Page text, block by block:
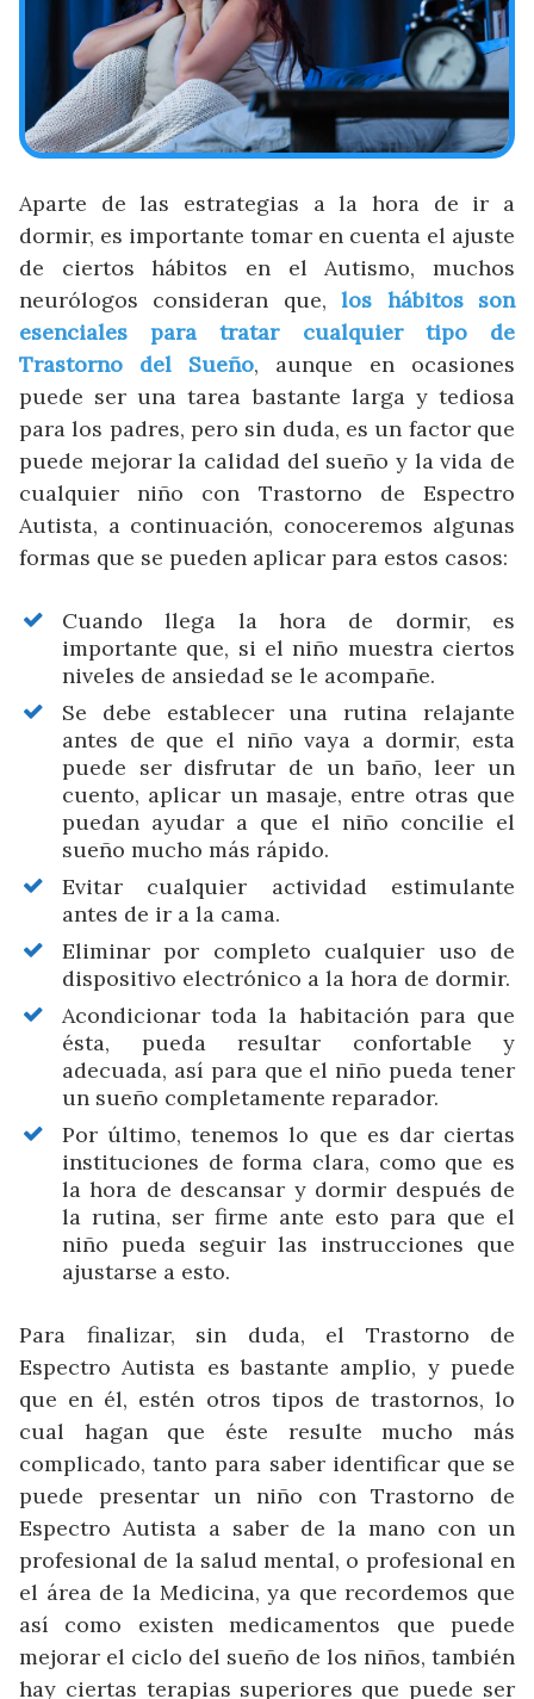
Aparte de las estrategias a la hora de ir a
dormir, es importante tomar en cuenta el ajuste
de ciertos hábitos en el Autismo, muchos
neurólogos consideran que,los hábitos son
esenciales para tratar cualquier tipo de
Trastorno del Sueño, aunque en ocasiones
puede ser una tarea bastante larga y tediosa
para los padres, pero sin duda, es un factor que
puede mejorar la calidad del sueño y la vida de
cualquier niño con Trastorno de Espectro
Autista, a continuación, conoceremos algunas
formas que se pueden aplicar para estos casos:
Cuando llega la hora de dormir, es
importante que, si el niño muestra ciertos
niveles de ansiedad se le acompañe.
Se debe establecer una rutina relajante
antes de que el niño vaya a dormir, esta
puede ser disfrutar de un baño, leer un
cuento, aplicar un masaje, entre otras que
puedan ayudar a que el niño concilie el
sueño mucho más rápido.
Evitar cualquier actividad estimulante
antes de ir a la cama.
Eliminar por completo cualquier uso de
dispositivo electrónico a la hora de dormir.
Acondicionar toda la habitación para que
ésta, pueda resultar confortable y
adecuada, así para que el niño pueda tener
un sueño completamente reparador.
Por último, tenemos lo que es dar ciertas
instituciones de forma clara, como que es
la hora de descansar y dormir después de
la rutina, ser firme ante esto para que el
niño pueda seguir las instrucciones que
ajustarse a esto.
Para finalizar, sin duda, el Trastorno de
Espectro Autista es bastante amplio, y puede
que en él, estén otros tipos de trastornos, lo
cual hagan que éste resulte mucho más
complicado, tanto para saber identificar que se
puede presentar un niño con Trastorno de
Espectro Autista a saber de la mano con un
profesional de la salud mental, o profesional en
el área de la Medicina, ya que recordemos que
así como existen medicamentos que puede
mejorar el ciclo del sueño de los niños, también
hay ciertas terapias superiores que puede ser